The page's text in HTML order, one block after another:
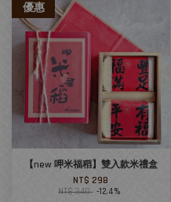
優惠
【new 呷米福稻】雙入款米禮盒
NT$ 298
NT$ 340 -12.4%